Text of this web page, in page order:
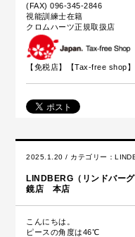
(FAX) 096-345-2846
視能訓練士在籍
クロムハーツ正規取扱店
【免税店】【Tax-free shop
2025.1.20 / カテゴリー：
LINDBERG（リンドバ
鏡店 本店
こんにちは。
ピースの角度は46℃